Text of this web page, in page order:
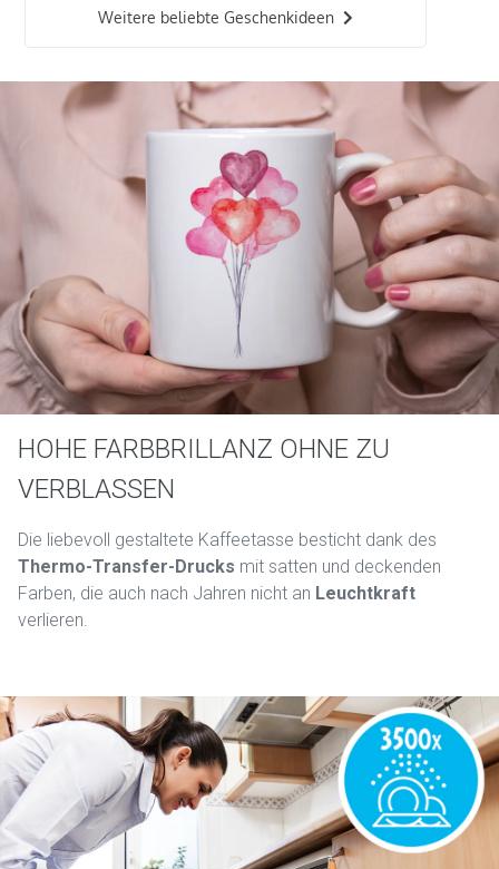
Weitere beliebte Geschenkideen
HOHE FARBBRILLANZ OHNE ZU
VERBLASSEN
Die liebevoll gestaltete Kaffeetasse besticht dank des
Thermo-Transfer-Drucks mit satten und deckenden
Farben, die auch nach Jahren nicht an Leuchtkraft
verlieren.